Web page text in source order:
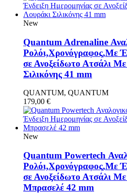
New
Quantum Adrenaline
Ρολόι,Χρονόγραφος,Με
σε Ανοξείδωτο Ατσάλι
Σιλικόνης 41 mm
QUANTUM, QUANTUM
179,00 €
New
Quantum Powertech
Ρολόι,Χρονόγραφος,Με
σε Ανοξείδωτο Ατσάλι
Μπρασελέ 42 mm